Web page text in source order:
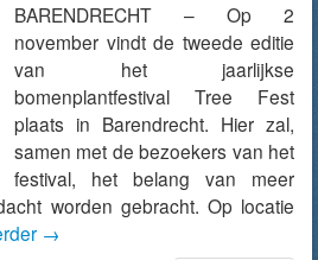
BARENDRECHT – Op 2
november vindt de tweede editie
van het jaarlijkse
bomenplantfestival Tree Fest
plaats in Barendrecht. Hier zal,
samen met de bezoekers van het
festival, het belang van meer
worden gebracht. Op locatie
→